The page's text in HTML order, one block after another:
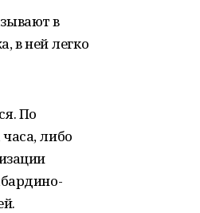
в
в ней легко
По
либо